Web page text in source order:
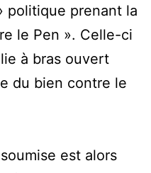
politique prenant la
le Pen ». Celle-ci
à bras ouvert
du bien contre le
est alors